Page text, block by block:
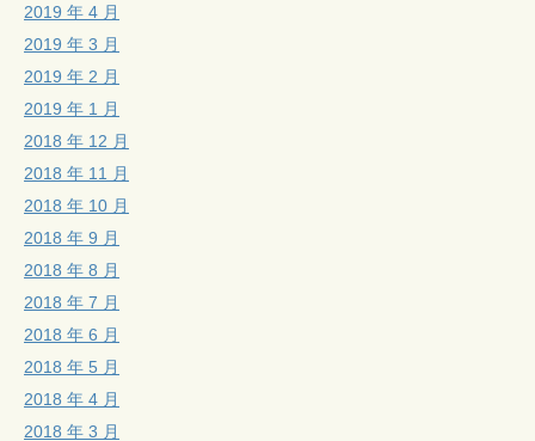
2019 年 4 月
2019 年 3 月
2019 年 2 月
2019 年 1 月
2018 年 12 月
2018 年 11 月
2018 年 10 月
2018 年 9 月
2018 年 8 月
2018 年 7 月
2018 年 6 月
2018 年 5 月
2018 年 4 月
2018 年 3 月